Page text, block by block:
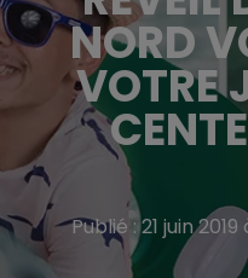
NORD
VOTRE
Publié : 21 juin